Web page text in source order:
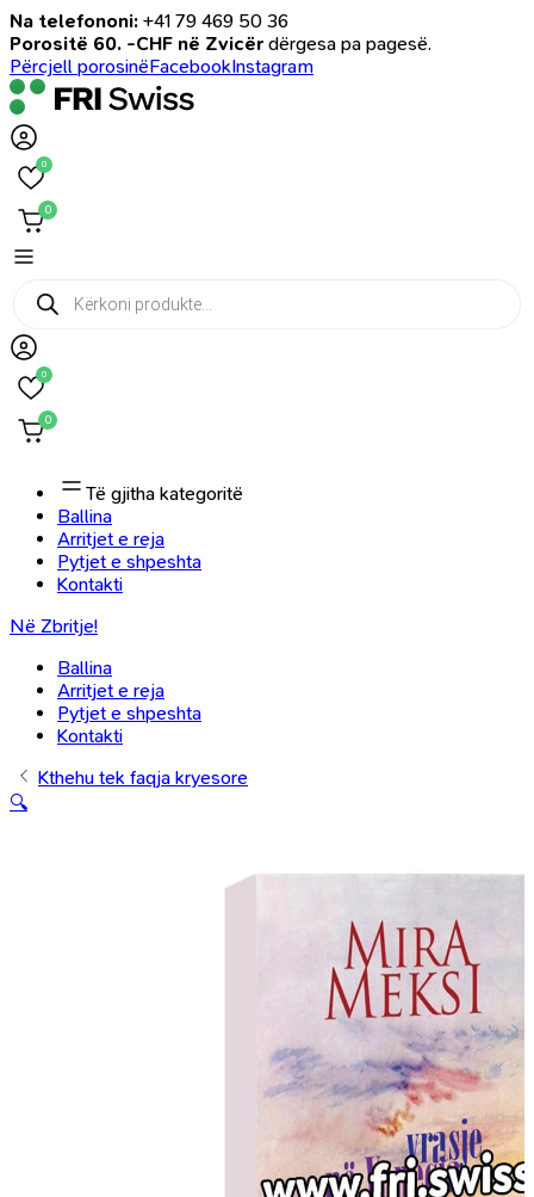
Na telefononi: +41 79 469 50 36
Porositë 60. -CHF në Zvicër dërgesa pa pagesë.
Përcjell porosinëFacebookInstagram
0
0
Products
search
0
0
Të gjitha kategoritë
Ballina
Arritjet e reja
Pytjet e shpeshta
Kontakti
Në Zbritje!
Ballina
Arritjet e reja
Pytjet e shpeshta
Kontakti
Kthehu tek faqja kryesore
🔍